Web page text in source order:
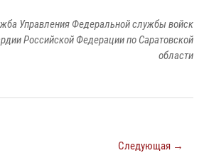
Управления Федеральной службы войск
Российской Федерации по Саратовской
области
Следующая →